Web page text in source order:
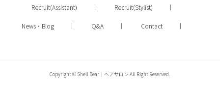
Recruit(Assistant) Recruit(Stylist)
News・Blog Q&A Contact
Copyright © Shell Bear｜ヘアサロン All Right Reserved.